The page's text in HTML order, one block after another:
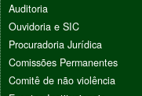
Auditoria
Ouvidoria e SIC
Procuradoria Jurídica
Comissões Permanentes
Comitê de não violência